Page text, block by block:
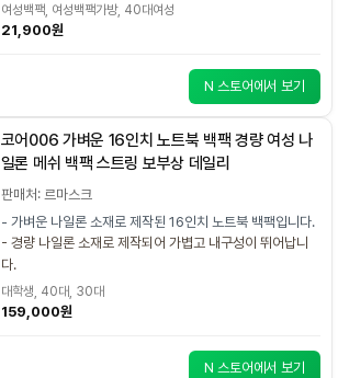
여성백팩, 여성백팩가방, 40대여성
21,900원
N 스토어에서 보기
코어006 가벼운 16인치 노트북 백팩 경량 여성 나
일론 메쉬 백팩 스트링 보부상 데일리
판매처: 르마스크
- 가벼운 나일론 소재로 제작된 16인치 노트북 백팩입니다.
- 경량 나일론 소재로 제작되어 가볍고 내구성이 뛰어납니
다.
대학생, 40대, 30대
159,000원
N 스토어에서 보기